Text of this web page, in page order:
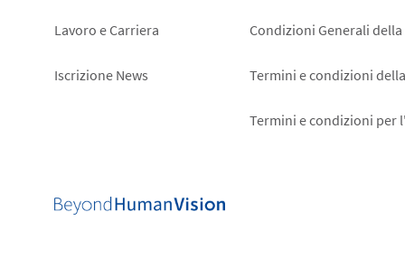
Lavoro e Carriera
Iscrizione News
Condizioni Generali della
Termini e condizioni
Termini e condizioni per